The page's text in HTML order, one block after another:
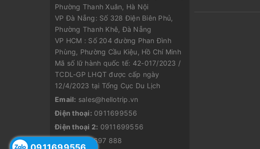
Phường Thanh Xuân, Hà Nội
VP Đà Nẵng: Số 328 Điện Biên Phủ,
Phường Thanh Khê, Đà Nẵng
VP HCM : Số 204 đường Phan Đình
Phùng, Phường Cầu Kiệu, Hồ Chí Minh
Mã số lữ hành quốc tế: 42-017/2023 /
TCDL-GP LHQT được cấp ngày
12/4/2023 tại Tổng Cục Du Lịch
Email: sales@hellotrip.vn
Điện thoại: 0911699556
Điện thoại 2: 0911699556
0816 697 888